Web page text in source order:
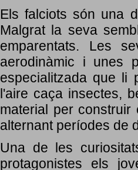
Els falciots són una
Malgrat la seva
emparentats. Les
aerodinàmic i unes
especialitzada que li
l'aire caça insectes,
material per
alternant períodes de
Una de les
protagonistes els